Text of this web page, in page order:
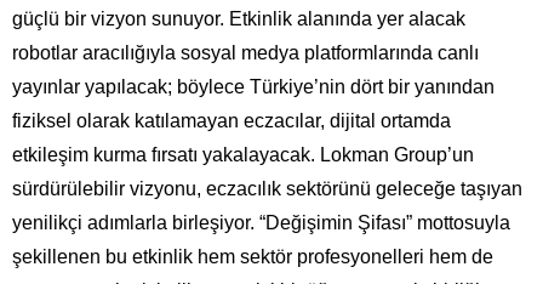
güçlü bir vizyon sunuyor. Etkinlik alanında yer alacak
robotlar aracılığıyla sosyal medya platformlarında canlı
yayınlar yapılacak; böylece Türkiye’nin dört bir yanından
fiziksel olarak katılamayan eczacılar, dijital ortamda
etkileşim kurma fırsatı yakalayacak. Lokman Group’un
sürdürülebilir vizyonu, eczacılık sektörünü geleceğe taşıyan
yenilikçi adımlarla birleşiyor. “Değişimin Şifası” mottosuyla
şekillenen bu etkinlik hem sektör profesyonelleri hem de